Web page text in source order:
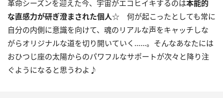
革命シーズンを迎えた今、宇宙がエコヒイキするのは本能的
な直感力が研ぎ澄まされた個人☆ 何が起こったとしても常に
自分の内側に意識を向けて、魂のリアルな声をキャッチしな
がらオリジナルな道を切り開いていく……。そんなあなたには
おひつじ座の太陽からのパワフルなサポートが次々と降り注
ぐようになると思うわよ♪